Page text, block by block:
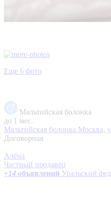
Еще 6 фото
Мальтийская болонка
до 1 мес.
Мальтийская болонка Москва,
Договорная
Алёна
Частный продавец
+14 объявлений Уральский